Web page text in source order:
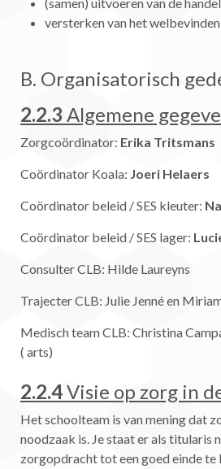
versterken van het
B. Organisatorisch
2.2.3 Algemene
Zorgcoördinator: Erika Tritsmans
Coördinator Koala: Joeri Helaers
Coördinator beleid / SES kleuter:
Coördinator beleid / SES lager:
Consulter CLB: Hilde Laureyns
Trajecter CLB: Julie Jenné en
Medisch team CLB: Christina
( arts)
2.2.4Visie op zorg in
Het schoolteam is van mening dat
noodzaak is. Je staat er als titularis
zorgopdracht tot een goed einde te